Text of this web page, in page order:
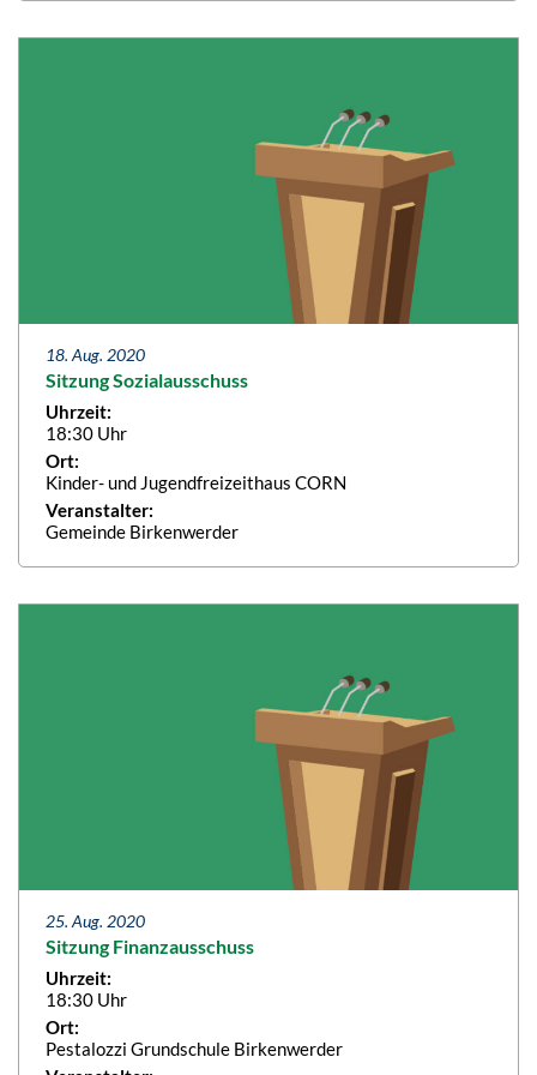
18. Aug. 2020
Sitzung Sozialausschuss
Uhrzeit:
18:30 Uhr
Ort:
Kinder- und Jugendfreizeithaus CORN
Veranstalter:
Gemeinde Birkenwerder
25. Aug. 2020
Sitzung Finanzausschuss
Uhrzeit:
18:30 Uhr
Ort:
Pestalozzi Grundschule Birkenwerder